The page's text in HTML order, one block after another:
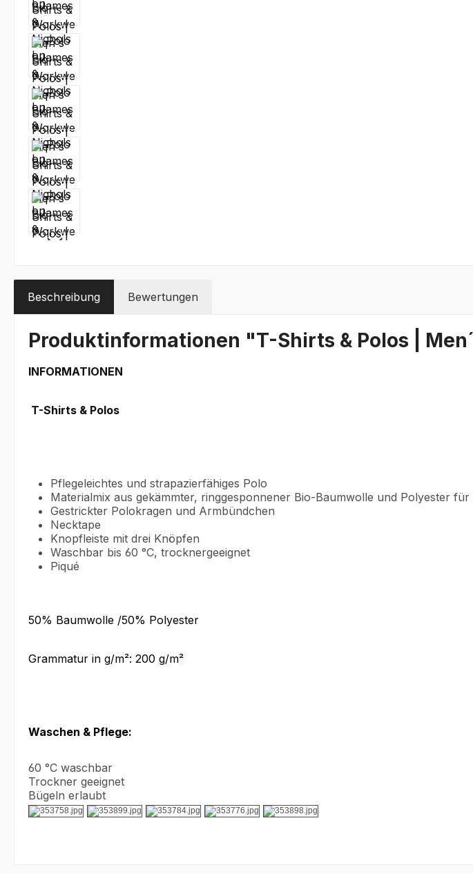
Beschreibung Bewertungen
Produktinformationen "T-Shirts & Polos |
INFORMATIONEN
T-Shirts & Polos
Pflegeleichtes und strapazierfähiges Polo
Materialmix aus gekämmter, ringgesponnener Bio-Baumwolle und Polyester
Gestrickter Polokragen und Armbündchen
Necktape
Knopfleiste mit drei Knöpfen
Waschbar bis 60 °C, trocknergeeignet
Piqué
50% Baumwolle /50% Polyester
Grammatur in g/m²: 200 g/m²
Waschen & Pflege:
60 °C waschbar
Trockner geeignet
Bügeln erlaubt